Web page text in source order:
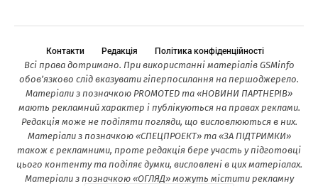
Контакти Редакція Політика конфіденційності
Всі права дотримано. При використанні матеріалів GSMinfo
обов’язково слід вказувати гіперпосилання на першоджерело.
Матеріали з позначкою PROMOTED та «НОВИНИ ПАРТНЕРІВ»
мають рекламний характер і публікуються на правах реклами.
Редакція може не поділяти погляди, що висловлюються в них.
Матеріали з позначкою «СПЕЦПРОЕКТ» та «ЗА ПІДТРИМКИ»
також є рекламними, проте редакція бере участь у підготовці
цього контенту та поділяє думки, висловлені в цих матеріалах.
Матеріали з позначкою «ОГЛЯД» можуть містити рекламну